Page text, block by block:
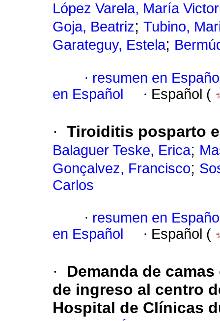
López Varela, María
Goja, Beatriz; Tubino,
Garateguy, Estela;
· resumen en
en Español
· Español (
· Tiroiditis posparto
Balaguer Teske, Erica;
Gonçalvez, Francisco;
Carlos
· resumen en
en Español
· Español (
·
Demanda de
de ingreso al centro
Hospital de Clínicas